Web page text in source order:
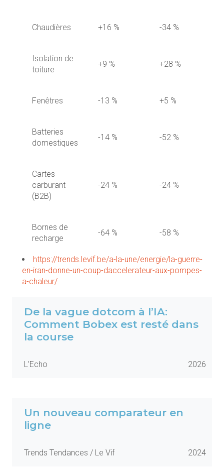
Chaudières +16 % -34 %
Isolation de
toiture
+9 % +28 %
Fenêtres -13 % +5 %
Batteries
domestiques
-14 % -52 %
Cartes
carburant
(B2B)
-24 % -24 %
Bornes de
recharge
-64 % -58 %
https://trends.levif.be/a-la-une/energie/la-guerre-
en-iran-donne-un-coup-daccelerateur-aux-pompes-
a-chaleur/
De la vague dotcom à l’IA:
Comment Bobex est resté dans
la course
L’Echo 2026
Un nouveau comparateur en
ligne
Trends Tendances / Le Vif 2024